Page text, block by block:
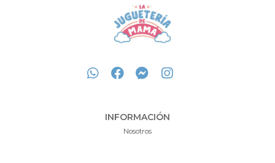
INFORMACIÓN
Nosotros